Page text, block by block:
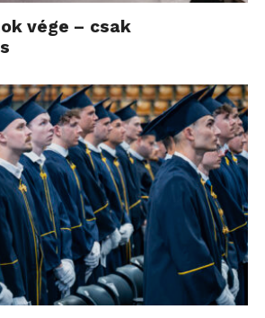
vége – csak